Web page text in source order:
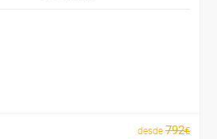
desde 792€